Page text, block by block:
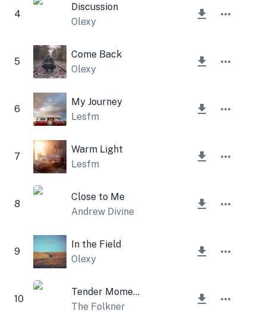
4
Discussion
Olexy
5
Come Back
Olexy
6
My Journey
Lesfm
7
Warm Light
Lesfm
8
Close to Me
Andrew Divine
9
In the Field
Olexy
10
Tender Moments
The Folkner